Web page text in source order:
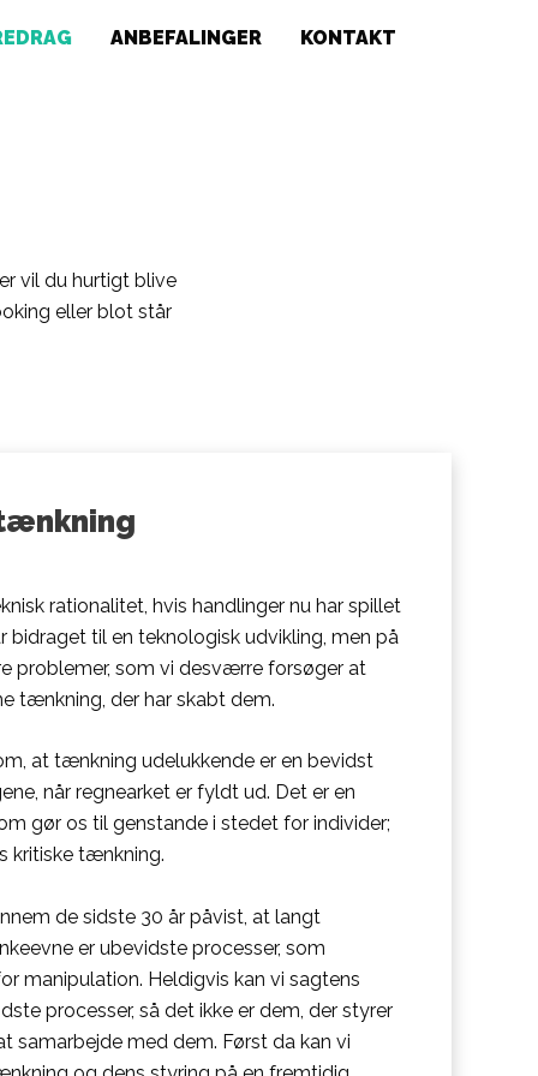
ANBEFALINGER KONTAKT
vil du hurtigt blive
eller blot står
rationalitet, hvis handlinger nu har spillet
bidraget til en teknologisk udvikling, men på
problemer, som vi desværre forsøger at
tænkning, der har skabt dem.
at tænkning udelukkende er en bevidst
når regnearket er fyldt ud. Det er en
gør os til genstande i stedet for individer;
kritiske tænkning.
de sidste 30 år påvist, at langt
er ubevidste processer, som
manipulation. Heldigvis kan vi sagtens
processer, så det ikke er dem, der styrer
samarbejde med dem. Først da kan vi